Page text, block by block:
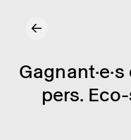
←
pers.